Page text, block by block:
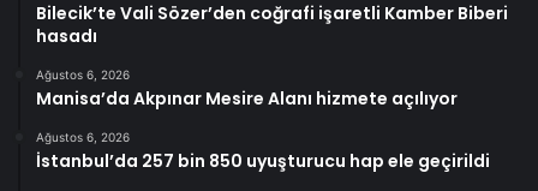
Bilecik’te Vali Sözer’den coğrafi işaretli Kamber Biberi
hasadı
Ağustos 6, 2026
Manisa’da Akpınar Mesire Alanı hizmete açılıyor
Ağustos 6, 2026
İstanbul’da 257 bin 850 uyuşturucu hap ele geçirildi